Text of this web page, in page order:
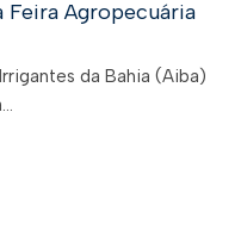
Feira Agropecuária
da Bahia (Aiba)